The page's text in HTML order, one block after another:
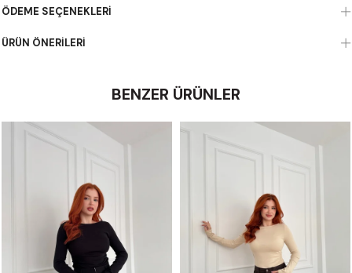
ÖDEME SEÇENEKLERI
ÜRÜN ÖNERILERI
BENZER ÜRÜNLER